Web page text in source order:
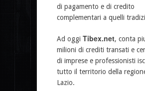
di pagamento e di credito
complementari a quelli
Ad oggi Tibex.net, conta
milioni di crediti transati e
di imprese e professionisti
tutto il territorio della
Lazio.